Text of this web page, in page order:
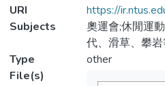
URI
https://
Subjects
奧運會;休閒運
代、滑草、攀岩
Type
other
File(s)